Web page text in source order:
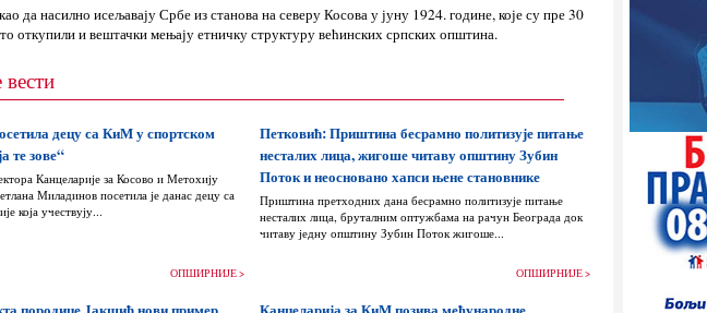
да насилно исељавају Србе из станова на северу Косова у јуну 1924. године, које су пре 30
откупили и вештачки мењају етничку структуру већинских српских општина.
децу са КиМ у спортском
те зове“
Канцеларије за Косово и Метохију
Миладинов посетила је данас децу са
која учествују...
ОПШИРНИЈЕ >
Петковић: Приштина бесрамно политизује питање
несталих лица, жигоше читаву општину Зубин
Поток и неосновано хапси њене становнике
Приштина претходних дана бесрамно политизује питање
несталих лица, бруталним оптужбама на рачун Београда док
читаву једну општину Зубин Поток жигоше...
ОПШИРНИЈЕ >